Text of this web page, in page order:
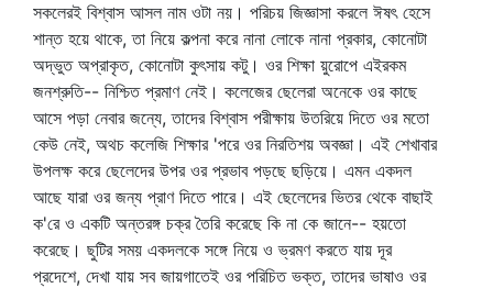
সকলেরই বিশ্বাস আসল নাম ওটা নয়। পরিচয় জিজ্ঞাসা করলে ঈষৎ হেসে
শান্ত হয়ে থাকে, তা নিয়ে কল্পনা করে নানা লোকে নানা প্রকার, কোনোটা
অদ্ভুত অপ্রাকৃত, কোনোটা কুৎসায় কটু। ওর শিক্ষা য়ুরোপে এইরকম
জনশ্রুতি-- নিশ্চিত প্রমাণ নেই। কলেজের ছেলেরা অনেকে ওর কাছে
আসে পড়া নেবার জন্যে, তাদের বিশ্বাস পরীক্ষায় উতরিয়ে দিতে ওর মতো
কেউ নেই, অথচ কলেজি শিক্ষার 'পরে ওর নিরতিশয় অবজ্ঞা। এই শেখাবার
উপলক্ষ করে ছেলেদের উপর ওর প্রভাব পড়ছে ছড়িয়ে। এমন একদল
আছে যারা ওর জন্য প্রাণ দিতে পারে। এই ছেলেদের ভিতর থেকে বাছাই
ক'রে ও একটি অন্তরঙ্গ চক্র তৈরি করেছে কি না কে জানে-- হয়তো
করেছে। ছুটির সময় একদলকে সঙ্গে নিয়ে ও ভ্রমণ করতে যায় দূর
প্রদেশে, দেখা যায় সব জায়গাতেই ওর পরিচিত ভক্ত, তাদের ভাষাও ওর